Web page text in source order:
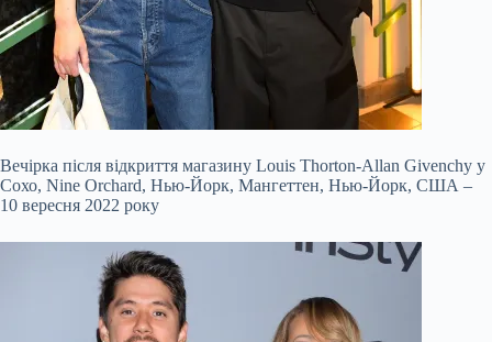
Вечірка після відкриття магазину Louis Thorton-Allan Givenchy у
Сохо, Nine Orchard, Нью-Йорк, Мангеттен, Нью-Йорк, США –
10 вересня 2022 року